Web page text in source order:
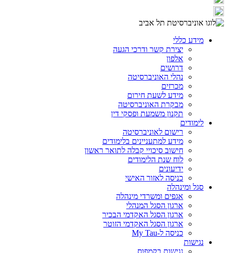
מידע כללי
יצירת קשר ודרכי הגעה
אלפון
דרושים
נהלי האוניברסיטה
מכרזים
מידע לשעת חירום
מבקרת האוניברסיטה
תקנון משמעת ופסקי דין
לימודים
רישום לאוניברסיטה
מידע למתעניינים בלימודים
חישוב סיכויי קבלה לתואר ראשון
לוח שנת הלימודים
ידיעונים
כניסה לאזור האישי
סגל ומינהלה
אגפים ומשרדי מינהלה
ארגון הסגל המנהלי
ארגון הסגל האקדמי הבכיר
ארגון הסגל האקדמי הזוטר
כניסה ל-My Tau
נגישות
נגישות בקמפוס